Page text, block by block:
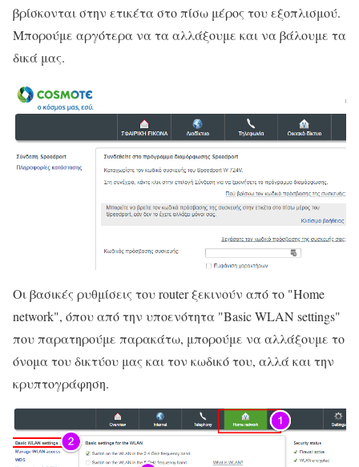
βρίσκονται στην ετικέτα στο πίσω μέρος του εξοπλισμού.
Μπορούμε αργότερα να τα αλλάξουμε και να βάλουμε τα
δικά μας.
Οι βασικές ρυθμίσεις του router ξεκινούν από το "Home
network", όπου από την υποενότητα "Basic WLAN settings"
που παρατηρούμε παρακάτω, μπορούμε να αλλάξουμε το
όνομα του δικτύου μας και τον κωδικό του, αλλά και την
κρυπτογράφηση.